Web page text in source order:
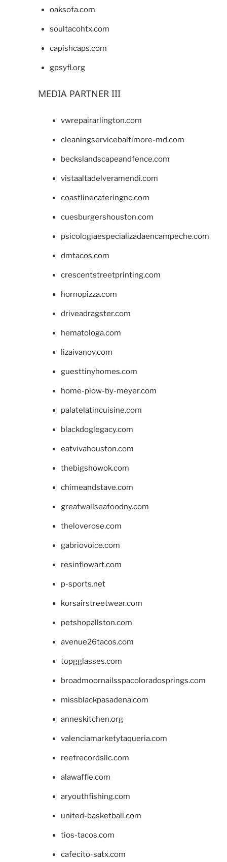
oaksofa.com
soultacohtx.com
capishcaps.com
gpsyfl.org
MEDIA PARTNER III
vwrepairarlington.com
cleaningservicebaltimore-md.com
beckslandscapeandfence.com
vistaaltadelveramendi.com
coastlinecateringnc.com
cuesburgershouston.com
psicologiaespecializadaencampeche.com
dmtacos.com
crescentstreetprinting.com
hornopizza.com
driveadragster.com
hematologa.com
lizaivanov.com
guesttinyhomes.com
home-plow-by-meyer.com
palatelatincuisine.com
blackdoglegacy.com
eatvivahouston.com
thebigshowok.com
chimeandstave.com
greatwallseafoodny.com
theloverose.com
gabriovoice.com
resinflowart.com
p-sports.net
korsairstreetwear.com
petshopallston.com
avenue26tacos.com
topgglasses.com
broadmoornailsspacoloradosprings.com
missblackpasadena.com
anneskitchen.org
valenciamarketytaqueria.com
reefrecordsllc.com
alawaffle.com
aryouthfishing.com
united-basketball.com
tios-tacos.com
cafecito-satx.com